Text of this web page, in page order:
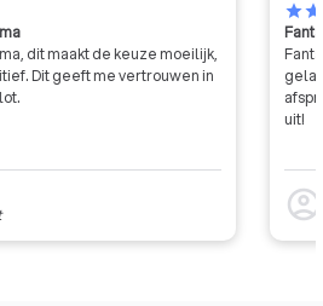
dit maakt de keuze moeilijk,
Dit geeft me vertrouwen in
starstar
uit!
account_circle